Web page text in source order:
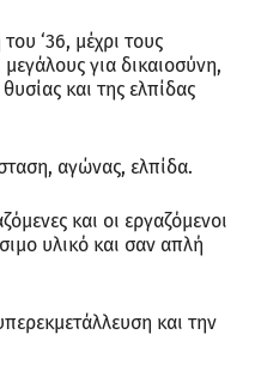
‘36, μέχρι τους
για δικαιοσύνη,
και της ελπίδας
αγώνας, ελπίδα.
και οι εργαζόμενοι
υλικό και σαν απλή
και την